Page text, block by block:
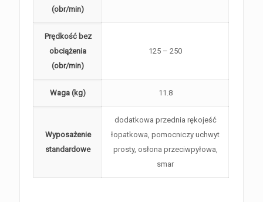
(obr/min)
Prędkość bez
obciążenia
(obr/min)
125 – 250
Waga (kg) 11.8
Wyposażenie
standardowe
dodatkowa przednia rękojeść
łopatkowa, pomocniczy uchwyt
prosty, osłona przeciwpyłowa,
smar